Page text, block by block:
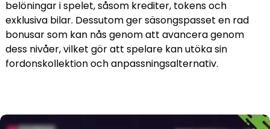
belöningar i spelet, såsom krediter, tokens och
exklusiva bilar. Dessutom ger säsongspasset en rad
bonusar som kan nås genom att avancera genom
dess nivåer, vilket gör att spelare kan utöka sin
fordonskollektion och anpassningsalternativ.